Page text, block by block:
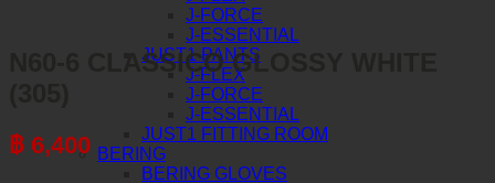
J-FORCE
J-ESSENTIAL
JUST1 PANTS
J-FLEX
J-FORCE
J-ESSENTIAL
JUST1 FITTING ROOM
BERING
BERING GLOVES
N60-6 CLASSICO GLOSSY WHITE
฿ 6,400